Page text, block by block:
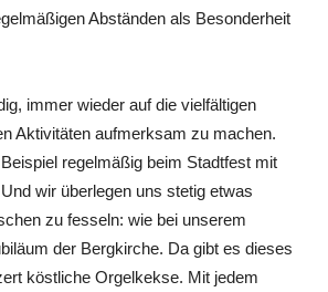
Abständen als Besonderheit
immer wieder auf die vielfältigen
Aktivitäten aufmerksam zu machen.
regelmäßig beim Stadtfest mit
wir überlegen uns stetig etwas
zu fesseln: wie bei unserem
der Bergkirche. Da gibt es dieses
köstliche Orgelkekse. Mit jedem